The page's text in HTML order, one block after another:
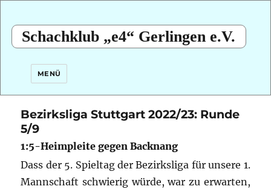
Schachklub „e4“ Gerlingen e.V.
MENÜ
Bezirksliga Stuttgart 2022/23: Runde
5/9
1:5-Heimpleite gegen Backnang
Dass der 5. Spieltag der Bezirksliga für unsere 1.
Mannschaft schwierig würde, war zu erwarten,